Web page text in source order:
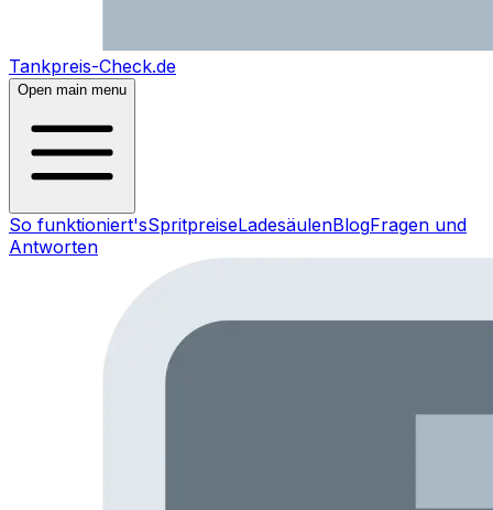
Tankpreis-Check.de
Open main menu
So funktioniert'sSpritpreiseLadesäulenBlogFragen und
Antworten